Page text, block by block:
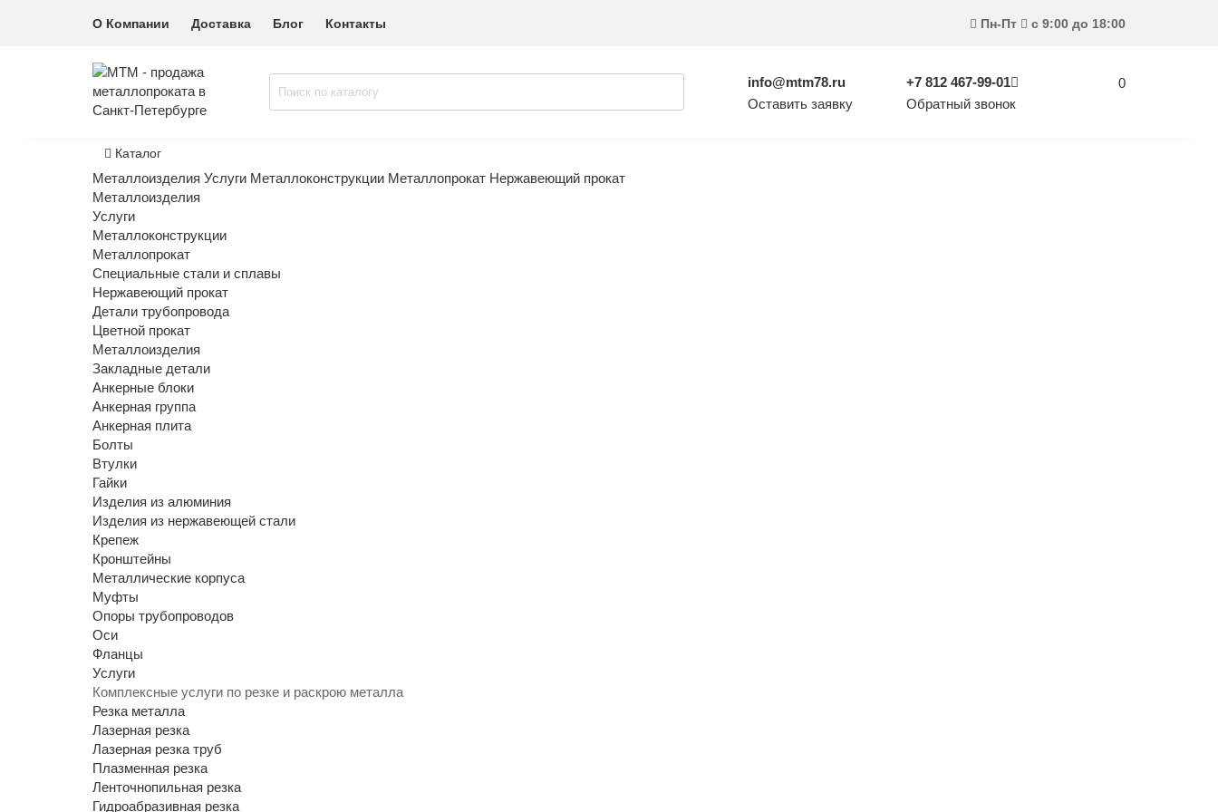
О Компании Доставка Блог Контакты Пн-Пт с 9:00 до 18:00
info@mtm78.ru
Оставить заявку
+7 812 467-99-01
Обратный звонок
0
Каталог
Металлоизделия Услуги Металлоконструкции Металлопрокат Нержавеющий прокат
Металлоизделия
Услуги
Металлоконструкции
Металлопрокат
Специальные стали и сплавы
Нержавеющий прокат
Детали трубопровода
Цветной прокат
Металлоизделия
Закладные детали
Анкерные блоки
Анкерная группа
Анкерная плита
Болты
Втулки
Гайки
Изделия из алюминия
Изделия из нержавеющей стали
Крепеж
Кронштейны
Металлические корпуса
Муфты
Опоры трубопроводов
Оси
Фланцы
Услуги
Комплексные услуги по резке и раскрою металла
Резка металла
Лазерная резка
Лазерная резка труб
Плазменная резка
Ленточнопильная резка
Гидроабразивная резка